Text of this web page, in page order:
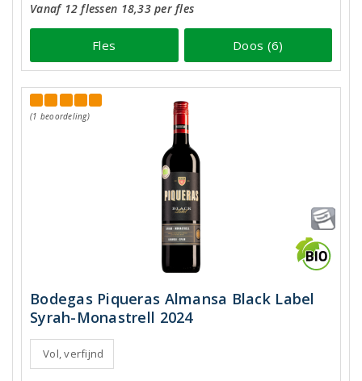
Vanaf 12 flessen 18,33 per fles
Fles Doos (6)
(1 beoordeling)
Bodegas Piqueras Almansa Black Label
Syrah-Monastrell 2024
Vol, verfijnd